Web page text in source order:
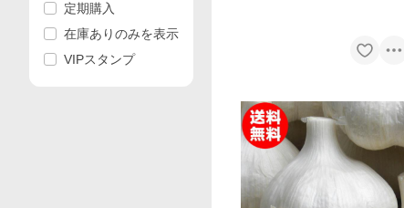
定期購入
在庫ありのみを表示
VIPスタンプ